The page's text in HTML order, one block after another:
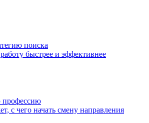
поиска
быстрее и эффективнее
профессию
с чего начать смену направления